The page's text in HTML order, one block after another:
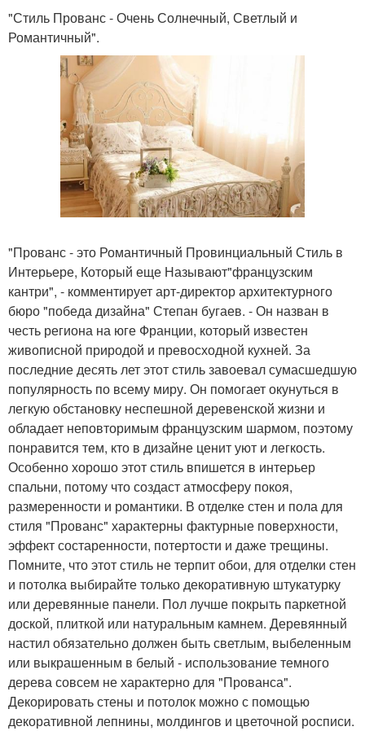
"Стиль Прованс - Очень Солнечный, Светлый и
Романтичный".
"Прованс - это Романтичный Провинциальный Стиль в
Интерьере, Который еще Называют"французским
кантри", - комментирует арт-директор архитектурного
бюро "победа дизайна" Степан бугаев. - Он назван в
честь региона на юге Франции, который известен
живописной природой и превосходной кухней. За
последние десять лет этот стиль завоевал сумасшедшую
популярность по всему миру. Он помогает окунуться в
легкую обстановку неспешной деревенской жизни и
обладает неповторимым французским шармом, поэтому
понравится тем, кто в дизайне ценит уют и легкость.
Особенно хорошо этот стиль впишется в интерьер
спальни, потому что создаст атмосферу покоя,
размеренности и романтики. В отделке стен и пола для
стиля "Прованс" характерны фактурные поверхности,
эффект состаренности, потертости и даже трещины.
Помните, что этот стиль не терпит обои, для отделки стен
и потолка выбирайте только декоративную штукатурку
или деревянные панели. Пол лучше покрыть паркетной
доской, плиткой или натуральным камнем. Деревянный
настил обязательно должен быть светлым, выбеленным
или выкрашенным в белый - использование темного
дерева совсем не характерно для "Прованса".
Декорировать стены и потолок можно с помощью
декоративной лепнины, молдингов и цветочной росписи.